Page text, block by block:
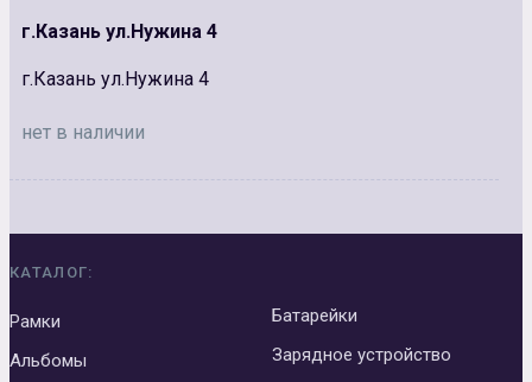
г.Казань ул.Нужина 4
г.Казань ул.Нужина 4
нет в наличии
КАТАЛОГ:
Рамки
Альбомы
Батарейки
Зарядное устройство